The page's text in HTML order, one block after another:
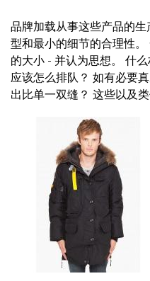
品牌加载从事这些产品的
型和最小的细节的合理性
的大小 - 并认为思想。 什
应该怎么排队？ 如有必要
出比单一双缝？ 这些以及